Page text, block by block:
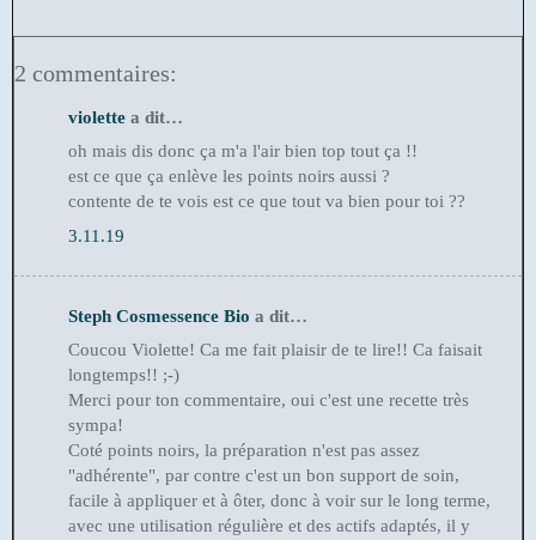
2 commentaires:
violette a dit…
oh mais dis donc ça m'a l'air bien top tout ça !!
est ce que ça enlève les points noirs aussi ?
contente de te vois est ce que tout va bien pour toi ??
3.11.19
Steph Cosmessence Bio a dit…
Coucou Violette! Ca me fait plaisir de te lire!! Ca faisait
longtemps!! ;-)
Merci pour ton commentaire, oui c'est une recette très
sympa!
Coté points noirs, la préparation n'est pas assez
"adhérente", par contre c'est un bon support de soin,
facile à appliquer et à ôter, donc à voir sur le long terme,
avec une utilisation régulière et des actifs adaptés, il y